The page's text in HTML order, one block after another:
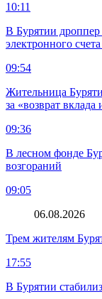
10:11
В Бурятии дроппер
электронного
09:54
Жительница
за «возврат
09:36
В лесном фонде
возгораний
09:05
06.08.2026
Трем жителям
17:55
В Бурятии